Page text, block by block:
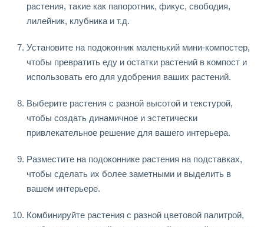
растения, такие как папоротник, фикус, свободия,
лилейник, клубника и т.д.
Установите на подоконник маленький мини-компостер,
чтобы превратить еду и остатки растений в компост и
использовать его для удобрения ваших растений.
Выберите растения с разной высотой и текстурой,
чтобы создать динамичное и эстетически
привлекательное решение для вашего интерьера.
Разместите на подоконнике растения на подставках,
чтобы сделать их более заметными и выделить в
вашем интерьере.
Комбинируйте растения с разной цветовой палитрой,